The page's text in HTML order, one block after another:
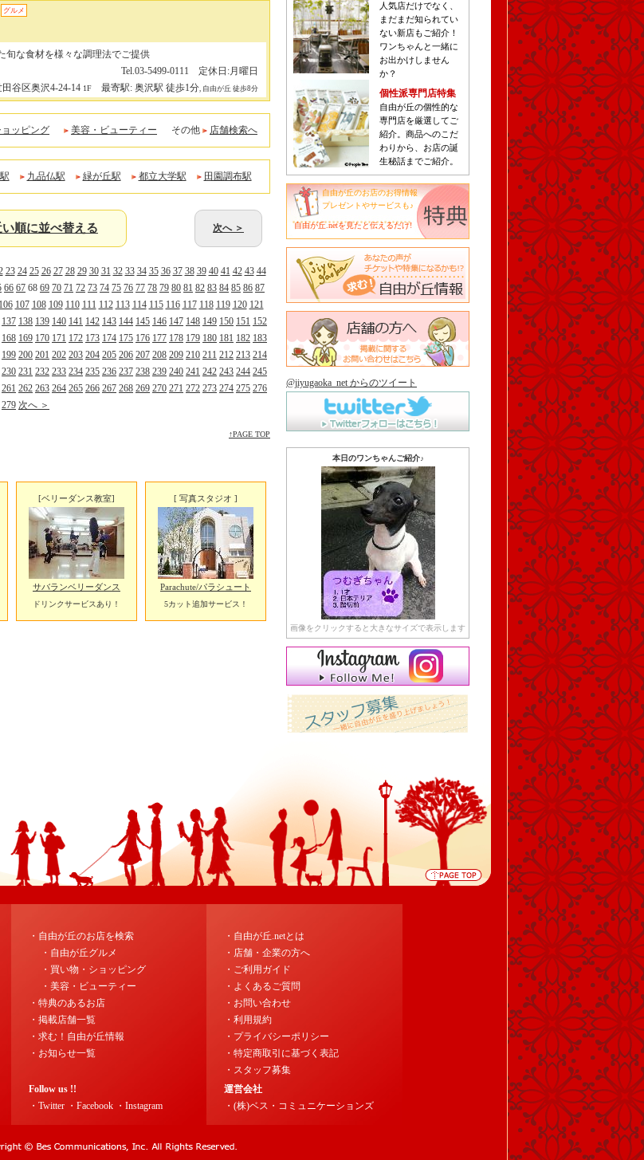
グルメ
旬な食材を様々な調理法でご提供
Tel.03-5499-0111 定休日:月曜日
田谷区奥沢4-24-14 1F 最寄駅: 奥沢駅 徒歩1分, 自由が丘 徒歩8分
ッピング 美容・ビューティー その他 店舗検索へ
九品仏駅 緑が丘駅 都立大学駅 田園調布駅
順に並べ替える 次へ ＞
23 24 25 26 27 28 29 30 31 32 33 34 35 36 37 38 39 40 41 42 43 44
66 67 68 69 70 71 72 73 74 75 76 77 78 79 80 81 82 83 84 85 86 87
106 107 108 109 110 111 112 113 114 115 116 117 118 119 120 121
137 138 139 140 141 142 143 144 145 146 147 148 149 150 151 152
168 169 170 171 172 173 174 175 176 177 178 179 180 181 182 183
199 200 201 202 203 204 205 206 207 208 209 210 211 212 213 214
230 231 232 233 234 235 236 237 238 239 240 241 242 243 244 245
261 262 263 264 265 266 267 268 269 270 271 272 273 274 275 276
279 次へ ＞
↑PAGE TOP
[ベリーダンス教室]
サバランベリーダンス
ドリンクサービスあり！
[ 写真スタジオ ]
Parachute/パラシュート
5カット追加サービス！
人気店だけでなく、
まだまだ知られてい
ない新店もご紹介！
ワンちゃんと一緒に
お出かけしません
か？
個性派専門店特集
自由が丘の個性的な
専門店を厳選してご
紹介。商品へのこだ
わりから、お店の誕
生秘話までご紹介。
自由が丘のお店のお得情報
プレゼントやサービスも♪
自由が丘.netを見たと伝えるだけ!
@jiyugaoka_net からのツイート
本日のワンちゃんご紹介♪
画像をクリックすると大きなサイズで表示します
・自由が丘のお店を検索
・自由が丘グルメ
・買い物・ショッピング
・美容・ビューティー
・特典のあるお店
・掲載店舗一覧
・求む！自由が丘情報
・お知らせ一覧
Follow us !!
・Twitter
・Facebook ・Instagram
・自由が丘.netとは
・店舗・企業の方へ
・ご利用ガイド
・よくあるご質問
・お問い合わせ
・利用規約
・プライバシーポリシー
・特定商取引に基づく表記
・スタッフ募集
運営会社
・(株)ベス・コミュニケーションズ